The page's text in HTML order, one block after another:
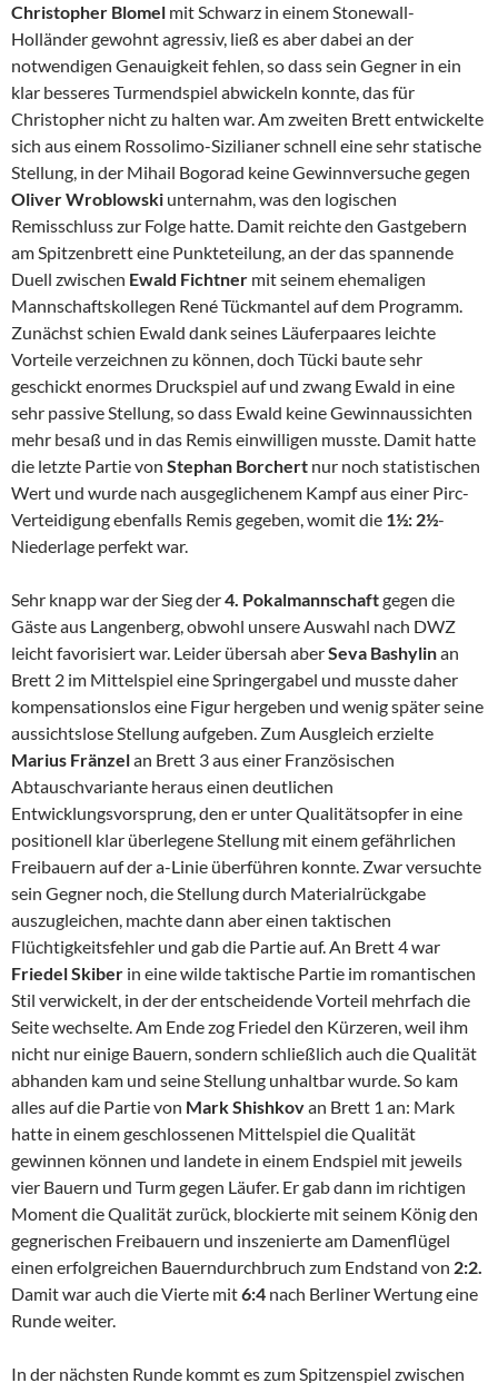
Christopher Blomel mit Schwarz in einem Stonewall-
Holländer gewohnt agressiv, ließ es aber dabei an der
notwendigen Genauigkeit fehlen, so dass sein Gegner in ein
klar besseres Turmendspiel abwickeln konnte, das für
Christopher nicht zu halten war. Am zweiten Brett entwickelte
sich aus einem Rossolimo-Sizilianer schnell eine sehr statische
Stellung, in der Mihail Bogorad keine Gewinnversuche gegen
Oliver Wroblowski unternahm, was den logischen
Remisschluss zur Folge hatte. Damit reichte den Gastgebern
am Spitzenbrett eine Punkteteilung, an der das spannende
Duell zwischen Ewald Fichtner mit seinem ehemaligen
Mannschaftskollegen René Tückmantel auf dem Programm.
Zunächst schien Ewald dank seines Läuferpaares leichte
Vorteile verzeichnen zu können, doch Tücki baute sehr
geschickt enormes Druckspiel auf und zwang Ewald in eine
sehr passive Stellung, so dass Ewald keine Gewinnaussichten
mehr besaß und in das Remis einwilligen musste. Damit hatte
die letzte Partie von Stephan Borchert nur noch statistischen
Wert und wurde nach ausgeglichenem Kampf aus einer Pirc-
Verteidigung ebenfalls Remis gegeben, womit die 1½: 2½-
Niederlage perfekt war.
Sehr knapp war der Sieg der4. Pokalmannschaftgegen die
Gäste aus Langenberg, obwohl unsere Auswahl nach DWZ
leicht favorisiert war. Leider übersah aberSeva Bashylinan
Brett 2 im Mittelspiel eine Springergabel und musste daher
kompensationslos eine Figur hergeben und wenig später seine
aussichtslose Stellung aufgeben. Zum Ausgleich erzielte
Marius Fränzelan Brett 3 aus einer Französischen
Abtauschvariante heraus einen deutlichen
Entwicklungsvorsprung, den er unter Qualitätsopfer in eine
positionell klar überlegene Stellung mit einem gefährlichen
Freibauern auf der a-Linie überführen konnte. Zwar versuchte
sein Gegner noch, die Stellung durch Materialrückgabe
auszugleichen, machte dann aber einen taktischen
Flüchtigkeitsfehler und gab die Partie auf. An Brett 4 war
Friedel Skiber in eine wilde taktische Partie im romantischen
Stil verwickelt, in der der entscheidende Vorteil mehrfach die
Seite wechselte. Am Ende zog Friedel den Kürzeren, weil ihm
nicht nur einige Bauern, sondern schließlich auch die Qualität
abhanden kam und seine Stellung unhaltbar wurde. So kam
alles auf die Partie von Mark Shishkovan Brett 1 an: Mark
hatte in einem geschlossenen Mittelspiel die Qualität
gewinnen können und landete in einem Endspiel mit jeweils
vier Bauern und Turm gegen Läufer. Er gab dann im richtigen
Moment die Qualität zurück, blockierte mit seinem König den
gegnerischen Freibauern und inszenierte am Damenflügel
einen erfolgreichen Bauerndurchbruch zum Endstand von 2:2.
Damit war auch die Vierte mit6:4 nach Berliner Wertung eine
Runde weiter.
In der nächsten Runde kommt es zum Spitzenspiel zwischen